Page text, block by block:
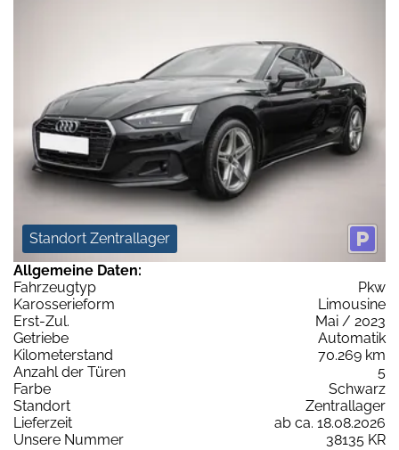
Standort Zentrallager
Allgemeine Daten:
Fahrzeugtyp
Pkw
Karosserieform
Limousine
Erst-Zul.
Mai / 2023
Getriebe
Automatik
Kilometerstand
70.269 km
Anzahl der Türen
5
Farbe
Schwarz
Standort
Zentrallager
Lieferzeit
ab ca. 18.08.2026
Unsere Nummer
38135 KR